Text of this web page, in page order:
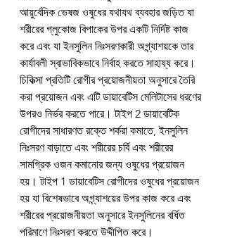
আয়ুর্বেদিক ভেষজ ওষুধের যথাযথ ব্যবহার জড়িত যা
শরীরের গ্লুকোজ বিপাকের উপর একটি নির্দিষ্ট কাজ
করে এবং যা ইনসুলিন নিঃসরণকারী অগ্ন্যাশয়কে তার
কার্যাবলী স্বাভাবিকভাবে নির্বাহ করতে সাহায্য করে।
চিকিত্সা প্রতিটি রোগীর প্রয়োজনীয়তা অনুসারে তৈরি
করা প্রয়োজন এবং এটি ডায়াবেটিস মেলিটাসের ধরণের
উপরও নির্ভর করতে পারে। টাইপ 2 ডায়াবেটিক
রোগীদের সাধারণত রক্তে শর্করা কমাতে, ইনসুলিন
নিঃসরণ বাড়াতে এবং শরীরের চর্বি এবং শরীরের
সামগ্রিক ওজন কমানোর জন্য ওষুধের প্রয়োজন
হয়। টাইপ 1 ডায়াবেটিস রোগীদের ওষুধের প্রয়োজন
হয় যা বিশেষভাবে অগ্ন্যাশয়ের উপর কাজ করে এবং
শরীরের প্রয়োজনীয়তা অনুসারে ইনসুলিনের বর্ধিত
পরিমাণে নিঃসরণ করতে উদ্দীপিত করে।